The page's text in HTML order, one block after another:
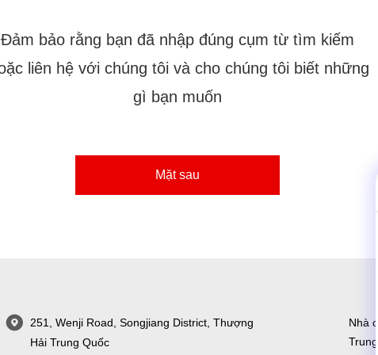
Đảm bảo rằng bạn đã nhập đúng cụm từ tìm kiếm
liên hệ với chúng tôi và cho chúng tôi biết những
gì bạn muốn
Mặt sau
251, Wenji Road, Songjiang District, Thượng
Hải Trung Quốc
Nhà
Trung